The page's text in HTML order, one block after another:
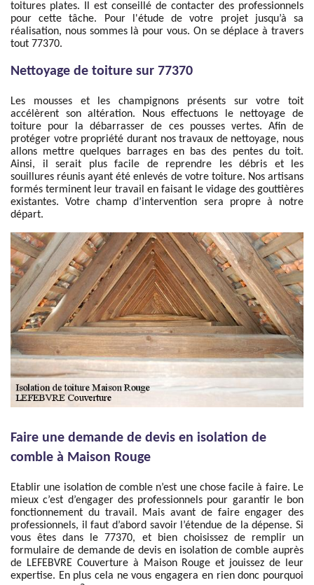
toitures plates. Il est conseillé de contacter des professionnels
pour cette tâche. Pour l'étude de votre projet jusqu’à sa
réalisation, nous sommes là pour vous. On se déplace à travers
tout 77370.
Nettoyage de toiture sur 77370
Les mousses et les champignons présents sur votre toit
accélèrent son altération. Nous effectuons le nettoyage de
toiture pour la débarrasser de ces pousses vertes. Afin de
protéger votre propriété durant nos travaux de nettoyage, nous
allons mettre quelques barrages en bas des pentes du toit.
Ainsi, il serait plus facile de reprendre les débris et les
souillures réunis ayant été enlevés de votre toiture. Nos artisans
formés terminent leur travail en faisant le vidage des gouttières
existantes. Votre champ d’intervention sera propre à notre
départ.
Faire une demande de devis en isolation de
comble à Maison Rouge
Etablir une isolation de comble n’est une chose facile à faire. Le
mieux c’est d’engager des professionnels pour garantir le bon
fonctionnement du travail. Mais avant de faire engager des
professionnels, il faut d’abord savoir l’étendue de la dépense. Si
vous êtes dans le 77370, et bien choisissez de remplir un
formulaire de demande de devis en isolation de comble auprès
de LEFEBVRE Couverture à Maison Rouge et jouissez de leur
expertise. En plus cela ne vous engagera en rien donc pourquoi